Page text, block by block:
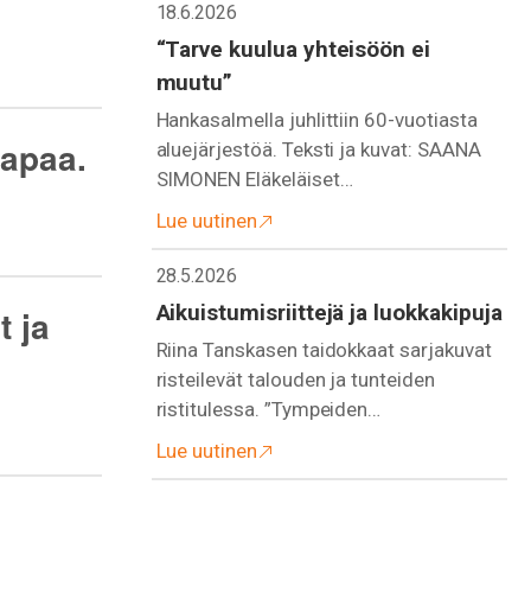
ja
18.6.2026
“Tarve kuulua yhteisöön ei
muutu”
Hankasalmella juhlittiin 60-vuotiasta
aluejärjestöä. Teksti ja kuvat: SAANA
SIMONEN Eläkeläiset…
Lue uutinen
28.5.2026
Aikuistumisriittejä ja luokkakipuja
Riina Tanskasen taidokkaat sarjakuvat
risteilevät talouden ja tunteiden
ristitulessa. ”Tympeiden…
Lue uutinen